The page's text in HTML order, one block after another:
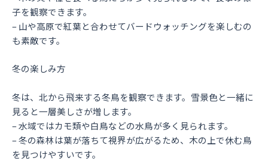
子を観察できます。
– 山や高原で紅葉と合わせてバードウォッチングを楽しむの
も素敵です。
冬の楽しみ方
冬は、北から飛来する冬鳥を観察できます。雪景色と一緒に
見ると一層美しさが増します。
– 水域ではカモ類や白鳥などの水鳥が多く見られます。
– 冬の森林は葉が落ちて視界が広がるため、木の上で休む鳥
を見つけやすいです。